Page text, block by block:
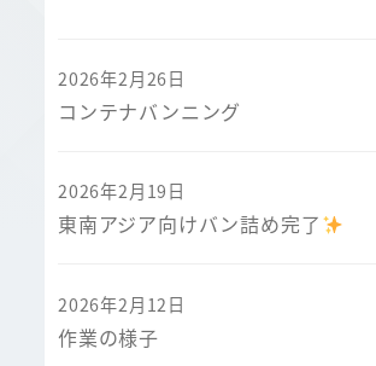
コンテナバンニング
2026年2月26日
東南アジア向けバン詰め完了
2026年2月19日
作業の様子
2026年2月12日